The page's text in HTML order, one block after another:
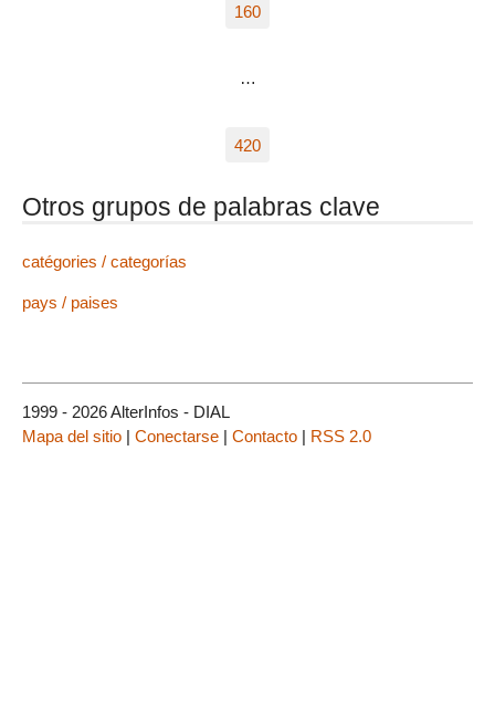
160
…
420
Otros grupos de palabras clave
catégories / categorías
pays / paises
1999 - 2026 AlterInfos - DIAL
Mapa del sitio | Conectarse | Contacto | RSS 2.0